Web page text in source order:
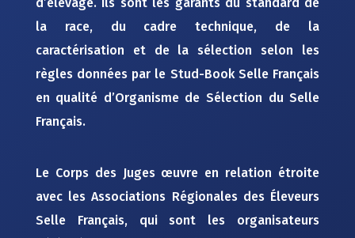
la race, du cadre technique, de la
caractérisation et de la sélection selon les
règles données par le Stud-Book Selle Français
en qualité d’Organisme de Sélection du Selle
Français.
Le Corps des Juges œuvre en relation étroite
avec les Associations Régionales des Éleveurs
Selle Français, qui sont les organisateurs